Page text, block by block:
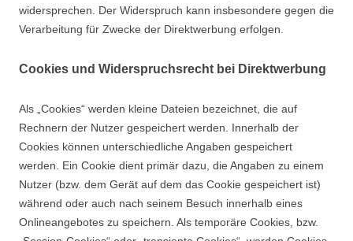
widersprechen. Der Widerspruch kann insbesondere gegen die
Verarbeitung für Zwecke der Direktwerbung erfolgen.
Cookies und Widerspruchsrecht bei Direktwerbung
Als „Cookies“ werden kleine Dateien bezeichnet, die auf
Rechnern der Nutzer gespeichert werden. Innerhalb der
Cookies können unterschiedliche Angaben gespeichert
werden. Ein Cookie dient primär dazu, die Angaben zu einem
Nutzer (bzw. dem Gerät auf dem das Cookie gespeichert ist)
während oder auch nach seinem Besuch innerhalb eines
Onlineangebotes zu speichern. Als temporäre Cookies, bzw.